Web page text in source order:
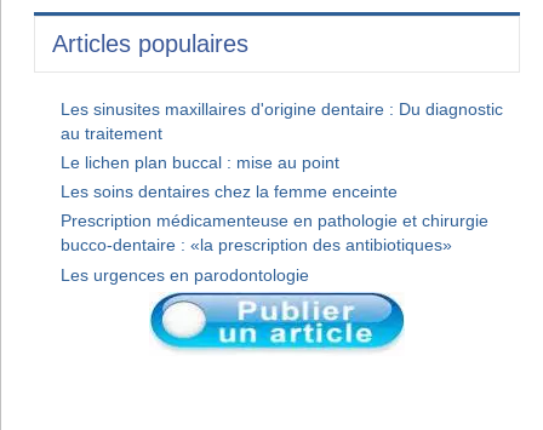
Articles populaires
Les sinusites maxillaires d'origine dentaire : Du diagnostic
au traitement
Le lichen plan buccal : mise au point
Les soins dentaires chez la femme enceinte
Prescription médicamenteuse en pathologie et chirurgie
bucco-dentaire : «la prescription des antibiotiques»
Les urgences en parodontologie